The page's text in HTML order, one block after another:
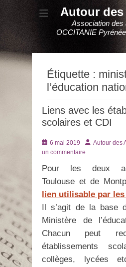
Autour
Association des
OCCITANIE
Étiquette :
l’éducation
Liens avec les
scolaires et CDI
Posté
le
6 mai 2019 AuteurAutour des
un commentaire
Pour les deux
Toulouse et de
lien utilisable par
Il s’agit de la base
Ministère de
Chacun peut
établissements
collèges, lycées